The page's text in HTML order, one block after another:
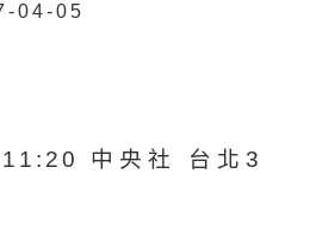
04-05
中央社 台北3